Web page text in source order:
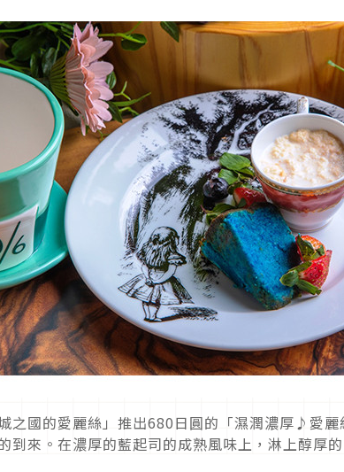
城之國的愛麗絲」推出680日圓的「濕潤濃厚♪愛
到來。在濃厚的藍起司的成熟風味上，淋上醇厚